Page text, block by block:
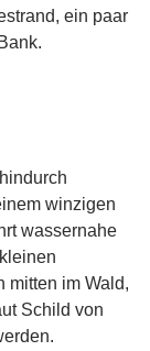
ein paar
winzigen
wassernahe
mitten im Wald,
Schild von